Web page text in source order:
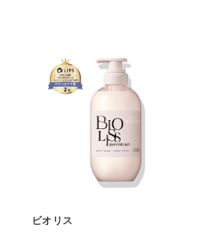
ビオリス